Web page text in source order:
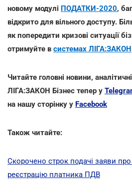
новому модулі ПОДАТКИ-2020,
відкрито для вільного доступу.
як попередити кризові ситуації
отримуйте в системах ЛІГА:ЗАКОН
Читайте головні новини,
ЛІГА:ЗАКОН Бізнес тепер у
на нашу сторінку у Facebook
Також читайте:
Скорочено строк подачі заяви
реєстрацію платника ПДВ